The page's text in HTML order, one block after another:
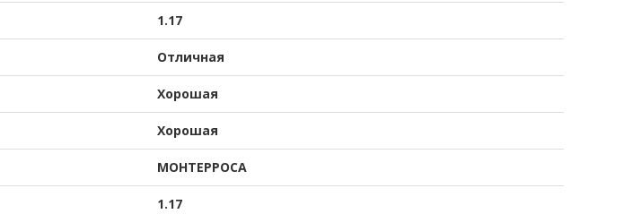
1.17
Отличная
Хорошая
Хорошая
МОНТЕРРОСА
1.17